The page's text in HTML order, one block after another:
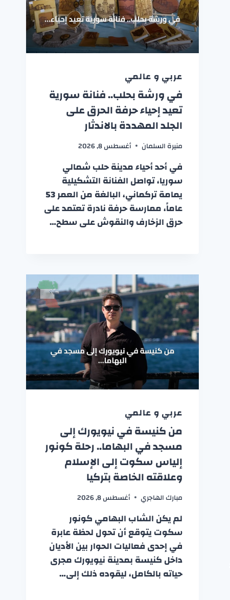
عربي و عالمي
في ورشة بحلب.. فنانة سورية
تعيد إحياء حرفة الحرق على
الجلد المهددة بالاندثار
منيرة السلمان أغسطس 8, 2026
في أحد أحياء مدينة حلب شمالي
سوريا، تواصل الفنانة التشكيلية
يمامة تركماني، البالغة من العمر 53
عاماً، ممارسة حرفة نادرة تعتمد على
حرق الزخارف والنقوش على سطح…
عربي و عالمي
من كنيسة في نيويورك إلى
مسجد في البهاما.. رحلة كونور
إلياس سكوت إلى الإسلام
وعلاقته الخاصة بتركيا
مبارك الهاجري أغسطس 8, 2026
لم يكن الشاب البهامي كونور
سكوت يتوقع أن تحول لحظة عابرة
في إحدى فعاليات الحوار بين الأديان
داخل كنيسة بمدينة نيويورك مجرى
حياته بالكامل، ليقوده ذلك إلى…